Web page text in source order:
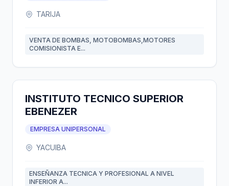
TARIJA
VENTA DE BOMBAS, MOTOBOMBAS,MOTORES
COMISIONISTA E...
INSTITUTO TECNICO SUPERIOR
EBENEZER
EMPRESA UNIPERSONAL
YACUIBA
ENSEÑANZA TECNICA Y PROFESIONAL A NIVEL
INFERIOR A...